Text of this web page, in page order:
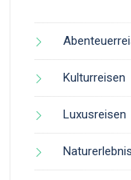
Kulturreisen
Luxusreisen